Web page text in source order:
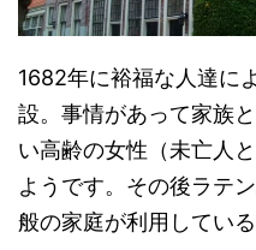
1682年に裕福な人達に
設。事情があって家族
い高齢の女性（未亡人
ようです。その後ラテ
般の家庭が利用している